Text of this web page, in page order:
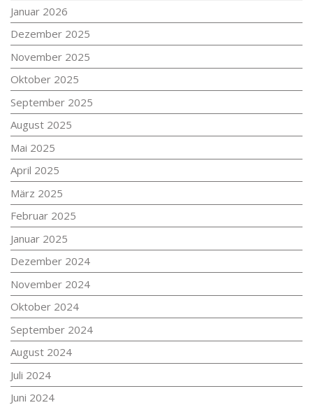
Januar 2026
Dezember 2025
November 2025
Oktober 2025
September 2025
August 2025
Mai 2025
April 2025
März 2025
Februar 2025
Januar 2025
Dezember 2024
November 2024
Oktober 2024
September 2024
August 2024
Juli 2024
Juni 2024